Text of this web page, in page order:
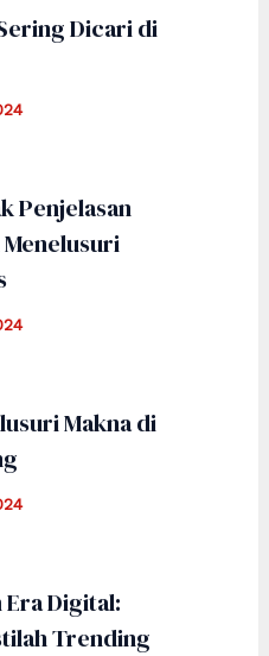
Dicari di
Penjelasan
Makna di
Digital:
Trending